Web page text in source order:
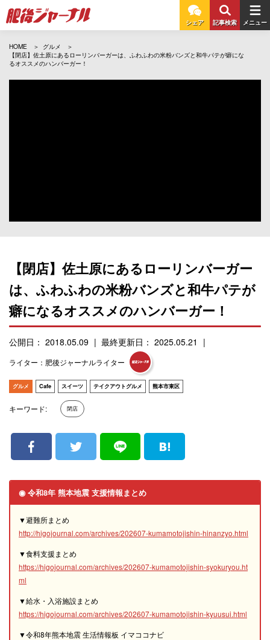
シェア 記事検索 メニュー
HOME
グルメ
【閉店】佐土原にあるローリンバーガーは、ふわふわの米粉バンズと和牛パテが癖にな
るオススメのハンバーガー！
【閉店】佐土原にあるローリンバーガー
は、ふわふわの米粉バンズと和牛パテが
癖になるオススメのハンバーガー！
公開日： 2018.05.09 最終更新日： 2025.05.21
ライター：肥後ジャーナルライター
グルメ Cafe スイーツ テイクアウトグルメ 熊本市東区
キーワード: 閉店
◉ 令和8年 熊本地震 支援情報まとめ
▼避難所まとめ
http://higojournal.com/archives/202607-kumamotojishin-hinanzyo.html
▼食料支援まとめ
https://higojournal.com/archives/202607-kumamotojishin-syokuryou.ht
ml
▼給水・入浴施設まとめ
https://higojournal.com/archives/202607-kumamotojishin-kyuusui.html
▼令和8年熊本地震 生活情報板 イマココナビ